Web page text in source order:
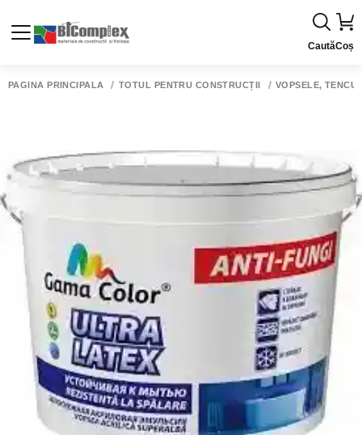
CautăCoș
PAGINA PRINCIPALĂ TOTUL PENTRU CONSTRUCȚII VOPSELE,